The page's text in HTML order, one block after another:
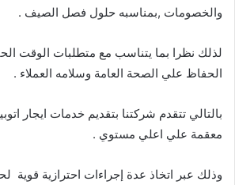
والخصومات ,بمناسبه حلول فصل الصيف .
لذلك نظرا بما يتناسب مع متطلبات الوقت
الحفاظ علي الصحة العامة وسلامه العملاء .
بالتالي تتقدم شركتنا بتقديم خدمات ايجار
معقمة علي اعلي مستوي .
وذلك عبر اتخاذ عدة إجراءات احترازية قوية